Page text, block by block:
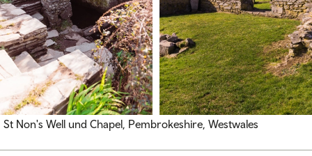
St Non's Well und Chapel, Pembrokeshire, Westwales